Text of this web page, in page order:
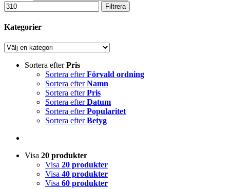
Filtrera
Kategorier
Sortera efterPris
Sortera efterFörvald ordning
Sortera efterNamn
Sortera efterPris
Sortera efterDatum
Sortera efterPopularitet
Sortera efterBetyg
Visa 20 produkter
Visa 20 produkter
Visa 40 produkter
Visa 60 produkter